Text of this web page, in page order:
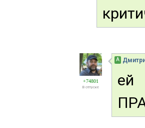
+74801
В отпуске
А
ей